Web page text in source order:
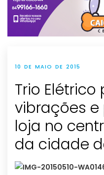
10 DE MAIO DE 2015
Trio
vibrações e
loja no
da cidade